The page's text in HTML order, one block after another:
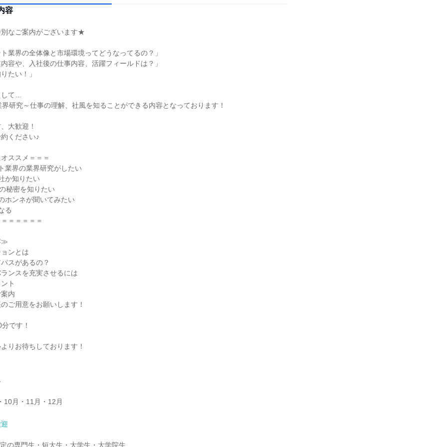
容
なご案内がございます★
業界の全体像と市場環境ってどうなってるの？」
容や、入社後の仕事内容、活躍フィールドは？」
たい！」
て…
研究～仕事の理解、社風を知ることができる内容となっております！
大歓迎！
ください♪
ススメ＝＝＝
業界の業界研究がしたい
か知りたい
秘密を知りたい
ホンネが聞いてみたい
る
＝＝＝＝＝
≫
ンとは
スがあるの？
ンスを充実させるには
ト
内
ご用意をお願いします！
です！
りお待ちしております！
10月・11月・12月
の専門生・短大生・大学生・大学院生